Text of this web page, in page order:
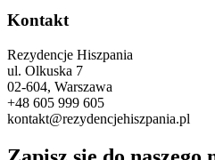
Kontakt
Rezydencje Hiszpania
ul. Olkuska 7
02-604, Warszawa
+48 605 999 605
kontakt@rezydencjehiszpania.pl